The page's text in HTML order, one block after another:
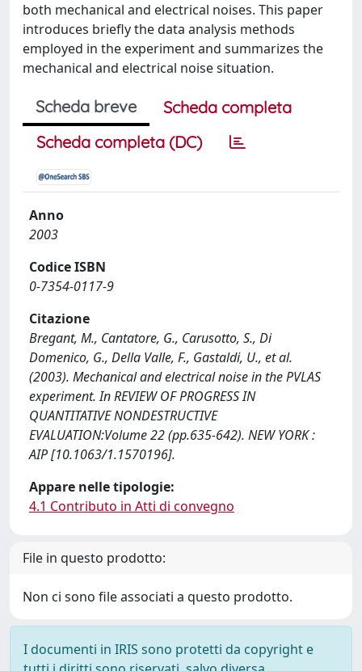
both mechanical and electrical noises. This paper
introduces briefly the data analysis methods
employed in the experiment and summarizes the
mechanical and electrical noise situation.
Scheda breve
Scheda completa
Scheda completa (DC)
Anno
2003
Codice ISBN
0-7354-0117-9
Citazione
Bregant, M., Cantatore, G., Carusotto, S., Di
Domenico, G., Della Valle, F., Gastaldi, U., et al.
(2003). Mechanical and electrical noise in the PVLAS
experiment. In REVIEW OF PROGRESS IN
QUANTITATIVE NONDESTRUCTIVE
EVALUATION:Volume 22 (pp.635-642). NEW YORK :
AIP [10.1063/1.1570196].
Appare nelle tipologie:
4.1 Contributo in Atti di convegno
File in questo prodotto:
Non ci sono file associati a questo prodotto.
I documenti in IRIS sono protetti da copyright e